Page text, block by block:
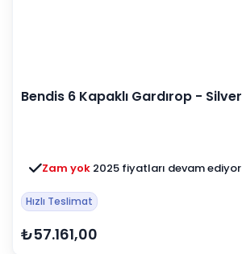
Bendis 6 Kapaklı Gardırop - Silver
Zam yok 2025 fiyatları devam ediyor
Hızlı Teslimat
₺57.161,00